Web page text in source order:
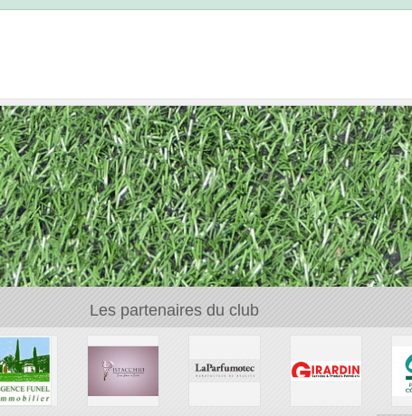
Les partenaires du club